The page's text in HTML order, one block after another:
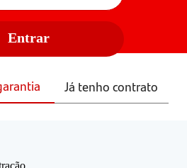
Entrar
Já tenho contrato